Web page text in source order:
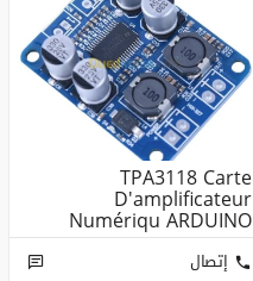
TPA3118 Carte
D'amplificateur
Numériqu ARDUINO
إتصال